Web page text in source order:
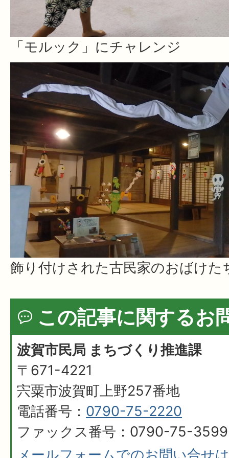
「モルック」にチャレンジ
飾り付けされた古民家のおばけた
この記事に関するお
波賀市民局 まちづくり推進課
〒671-4221
宍粟市波賀町上野257番地
電話番号： 0790-75-2220
ファックス番号：0790-75-3599